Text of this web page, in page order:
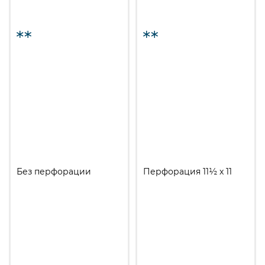
Без перфорации Перфорация 11½ x 11